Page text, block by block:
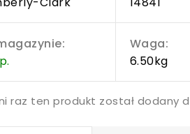
Waga:
6.50kg
raz ten produkt został dodany